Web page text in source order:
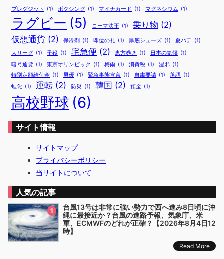
ブレグジット (1) ボクシング (1) マイナカード (1) マグネシウム (1)
ラグビー (5) ローマ法王 (1) 乗り物 (2)
仮想通貨 (2) 保冷剤 (1) 即位の礼 (1) 厚底シューズ (1) 夏バテ (1)
大リーグ (1) 子役 (1) 宅急便 (2) 恵方巻き (1) 日本の気候 (1)
暗号通貨 (1) 東京オリンピック (1) 梅雨 (1) 消費税 (1) 湿邪 (1)
特別定額給付金 (1) 男優 (1) 緊急事態宣言 (1) 自粛要請 (1) 落語 (1)
蛙化 (1) 運転 (2) 防災 (1) 韓国 (2) 預金 (1)
高校野球 (6)
サイト情報
サイトマップ
プライバシーポリシー
当サイトについて
人気の記事
1
台風13号は非常に強い勢力で西へ進み8日頃に沖
縄に最接近か？台風の進路予報、気象庁、米
軍、ECMWFのどれが正確？【2026年8月4日12
時】
Read More